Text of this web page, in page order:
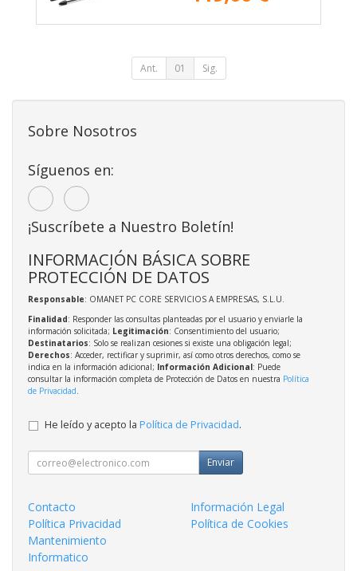
Ant. 01 Sig.
Sobre Nosotros
Síguenos en:
¡Suscríbete a Nuestro Boletín!
INFORMACIÓN BÁSICA SOBRE
PROTECCIÓN DE DATOS
Responsable: OMANET PC CORE SERVICIOS A EMPRESAS, S.L.U.
Finalidad: Responder las consultas planteadas por el usuario y enviarle la
información solicitada; Legitimación: Consentimiento del usuario;
Destinatarios: Solo se realizan cesiones si existe una obligación legal;
Derechos: Acceder, rectificar y suprimir, así como otros derechos, como se
indica en la información adicional; Información Adicional: Puede
consultar la información completa de Protección de Datos en nuestra Política
de Privacidad.
He leído y acepto la Política de Privacidad.
Enviar
Contacto
Información Legal
Política Privacidad
Política de Cookies
Mantenimiento
Informatico